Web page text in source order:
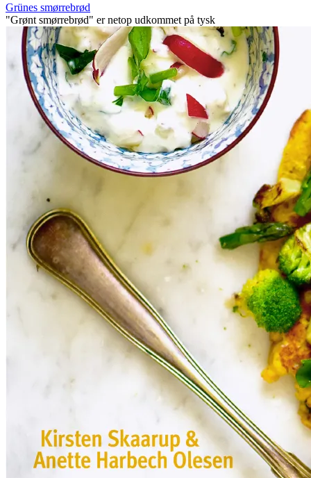
Grünes smørrebrød
"Grønt smørrebrød" er netop udkommet på tysk